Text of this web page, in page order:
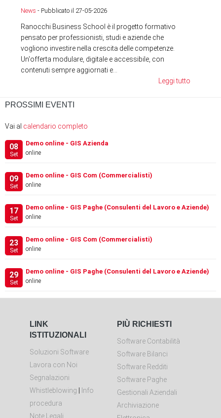
News - Pubblicato il 27-05-2026
Ranocchi Business School è il progetto formativo
pensato per professionisti, studi e aziende che
vogliono investire nella crescita delle competenze.
Un'offerta modulare, digitale e accessibile, con
contenuti sempre aggiornati e...
Leggi tutto
PROSSIMI EVENTI
Vai al calendario completo
08
Set
Demo online - GIS Azienda
online
09
Set
Demo online - GIS Com (Commercialisti)
online
17
Set
Demo online - GIS Paghe (Consulenti del Lavoro e Aziende)
online
23
Set
Demo online - GIS Com (Commercialisti)
online
29
Set
Demo online - GIS Paghe (Consulenti del Lavoro e Aziende)
online
LINK
ISTITUZIONALI
Soluzioni Software
Lavora con Noi
Segnalazioni
Whistleblowing
Info
procedura
Note Legali
PIÙ RICHIESTI
Software Contabilità
Software Bilanci
Software Redditi
Software Paghe
Gestionali Aziendali
Archiviazione